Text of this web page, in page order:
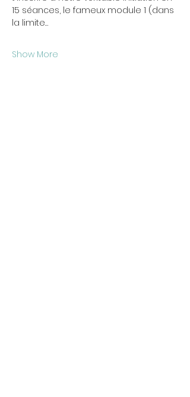
15 séances, le fameux module 1 (dans
la limite…
Show More